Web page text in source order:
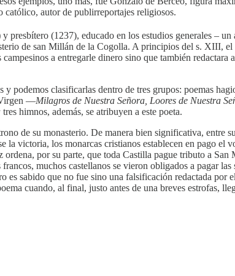
católico, autor de publirreportajes religiosos.
presbítero (1237), educado en los estudios generales –
de san Millán de la Cogolla. A principios del s. XIII,
a entregarle dinero sino que también redactara
podemos clasificarlas dentro de tres grupos: poemas
Virgen —Milagros de Nuestra Señora, Loores de Nuestra
tres himnos, además, se atribuyen a este poeta.
de su monasterio. De manera bien significativa, entre
victoria, los monarcas cristianos establecen en pago
por su parte, que toda Castilla pague tributo a
muchos castellanos se vieron obligados a pagar
sabido que no fue sino una falsificación redactada por
cuando, al final, justo antes de una breves estrofas,